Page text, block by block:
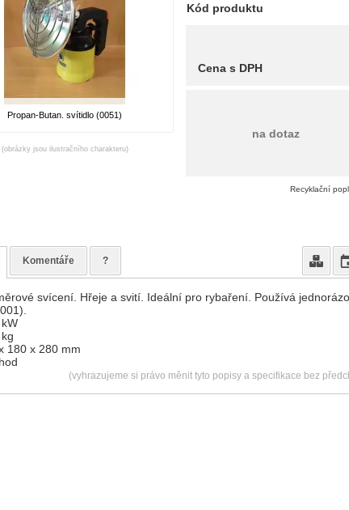
Propan-Butan. svítidlo (0051)
(obrázky jsou ilustračního charakteru)
Kód produktu
Cena s DPH
na dotaz
Recyklační
Komentáře ?
svícení. Hřeje a svití. Ideální pro rybaření. Používá
180 x 280 mm
(vyhrazujeme si právo měnit tyto popisy a specifikace bez